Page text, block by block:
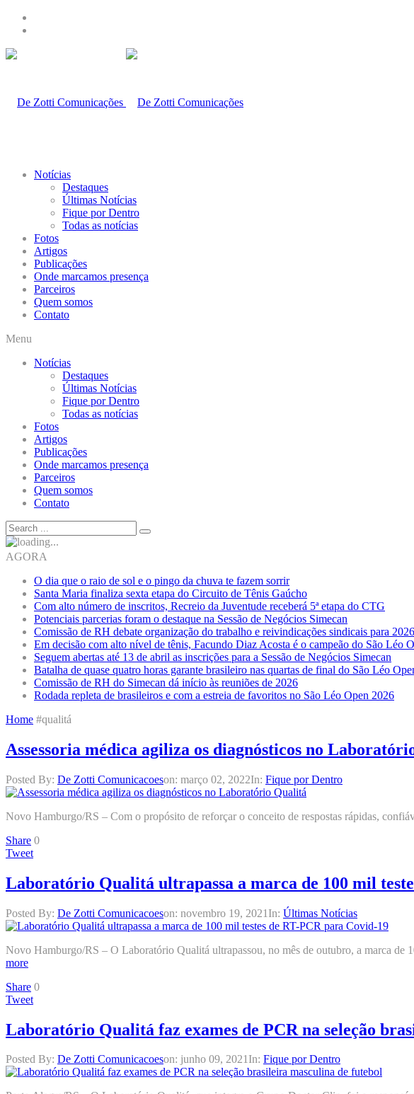
Notícias
Destaques
Últimas Notícias
Fique por Dentro
Todas as notícias
Fotos
Artigos
Publicações
Onde marcamos presença
Parceiros
Quem somos
Contato
Menu
Notícias
Destaques
Últimas Notícias
Fique por Dentro
Todas as notícias
Fotos
Artigos
Publicações
Onde marcamos presença
Parceiros
Quem somos
Contato
AGORA
O dia que o raio de sol e o pingo da chuva te fazem sorrir
Santa Maria finaliza sexta etapa do Circuito de Tênis Gaúcho
Com alto número de inscritos, Recreio da Juventude receberá 5ª etapa do CTG
Potenciais parcerias foram o destaque na Sessão de Negócios Simecan
Comissão de RH debate organização do trabalho e reivindicações sindicais para 2026
Em decisão com alto nível de tênis, Facundo Diaz Acosta é o campeão do São Léo
Seguem abertas até 13 de abril as inscrições para a Sessão de Negócios Simecan
Batalha de quase quatro horas garante brasileiro nas quartas de final do São Léo
Comissão de RH do Simecan dá início às reuniões de 2026
Rodada repleta de brasileiros e com a estreia de favoritos no São Léo Open 2026
Home #qualitá
Assessoria médica agiliza os diagnósticos no
Posted By: De Zotti Comunicacoeson: março 02, 2022In: Fique por Dentro
Novo Hamburgo/RS – Com o propósito de reforçar o conceito de respostas rápidas,
Share 0
Tweet
Laboratório Qualitá ultrapassa a marca de 100 mil
Posted By: De Zotti Comunicacoeson: novembro 19, 2021 In: Últimas Notícias
Novo Hamburgo/RS – O Laboratório Qualitá ultrapassou, no mês de outubro, a marca
more
Share 0
Tweet
Laboratório Qualitá faz exames de PCR na seleção
Posted By: De Zotti Comunicacoeson: junho 09, 2021In: Fique por Dentro